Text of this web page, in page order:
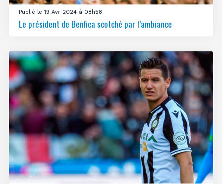
Publié le 19 Avr 2024 à 08h58
Le président de Benfica scotché par l’ambiance